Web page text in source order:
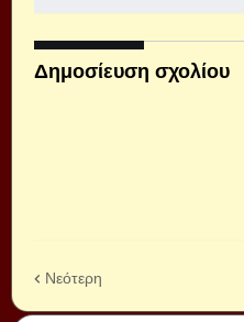
Δημοσίευση σχολίου
Νεότερη